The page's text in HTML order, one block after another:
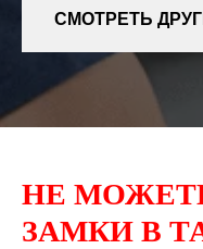
СМОТРЕТЬ
НЕ
ЗАМКИ В